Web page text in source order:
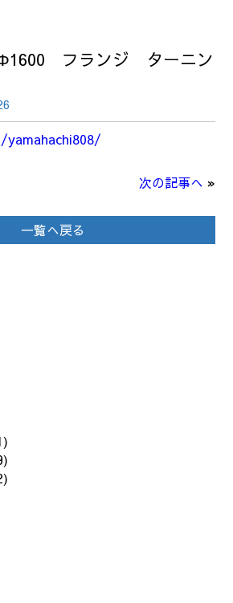
フランジ ターニン
次の記事へ »
一覧へ戻る